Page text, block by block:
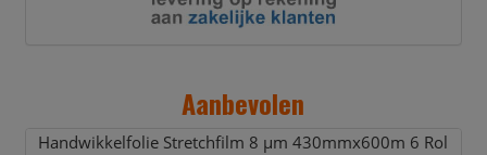
Aanbevolen
Handwikkelfolie Stretchfilm 8 µm 430mmx600m 6 Rol